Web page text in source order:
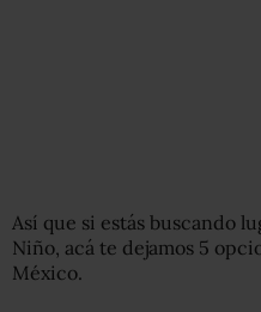
Así que si estás buscando
Niño, acá te dejamos 5
México.